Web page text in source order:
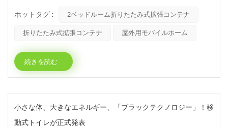
居住空間を提供し、建設現場、レクリエーションパーク、その
状況に最適です。 折りたたみ式拡張コンテナは、柔軟性と耐
久性を兼ね備え、シームレスな生活体験を提供するように設計
され...
ホットタグ : 2ベッドルーム折りたたみ式拡張コンテナ
折りたたみ式拡張コンテナ 屋外用モバイルホーム
続きを読む
小さな体、大きなエネルギー、「ブラックテクノロジー」！移
動式トイレが正式発表